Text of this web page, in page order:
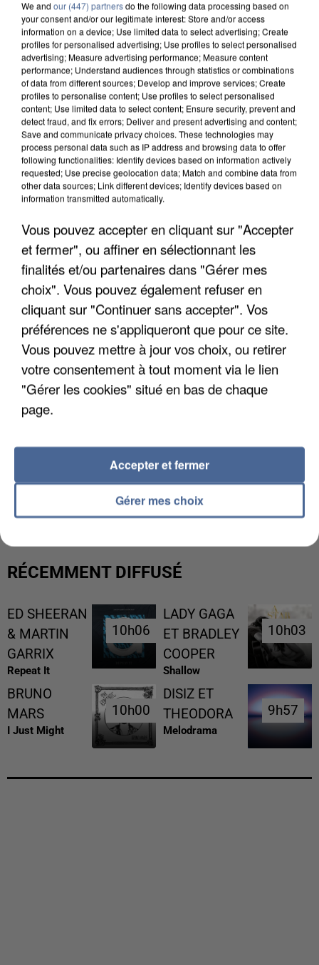
APRÈS TOUTES CES CANICULES, LES REFUGES
DE FAUNE SAUVAGE SONT...
L’UN DES FONDATEURS SUPPOSÉS DE LA DZ
MAFIA INTERPELLÉ EN ALGÉRIE
RÉCEMMENT DIFFUSÉ
ED SHEERAN
& MARTIN
GARRIX
Repeat It
10h06
10h06
LADY GAGA
ET BRADLEY
COOPER
Shallow
10h03
10h03
BRUNO
MARS
I Just Might
10h00
10h00
DISIZ ET
THEODORA
Melodrama
9h57
9h57
We and our (447) partnersdo the following data processing based on
your consent and/or our legitimate interest: Store and/or access
information on a device; Use limited data to select advertising; Create
profiles for personalised advertising; Use profiles to select personalised
advertising; Measure advertising performance; Measure content
performance; Understand audiences through statistics or combinations
of data from different sources; Develop and improve services; Create
profiles to personalise content; Use profiles to select personalised
content; Use limited data to select content; Ensure security, prevent and
detect fraud, and fix errors; Deliver and present advertising and content;
Save and communicate privacy choices. These technologies may
process personal data such as IP address and browsing data to offer
following functionalities: Identify devices based on information actively
requested; Use precise geolocation data; Match and combine data from
other data sources; Link different devices; Identify devices based on
information transmitted automatically.
Vous pouvez accepter en cliquant sur "Accepter
et fermer", ou affiner en sélectionnant les
finalités et/ou partenaires dans "Gérer mes
choix". Vous pouvez également refuser en
cliquant sur "Continuer sans accepter". Vos
préférences ne s'appliqueront que pour ce site.
Vous pouvez mettre à jour vos choix, ou retirer
votre consentement à tout moment via le lien
"Gérer les cookies" situé en bas de chaque
page.
Gérer mes choix
Accepter et fermer